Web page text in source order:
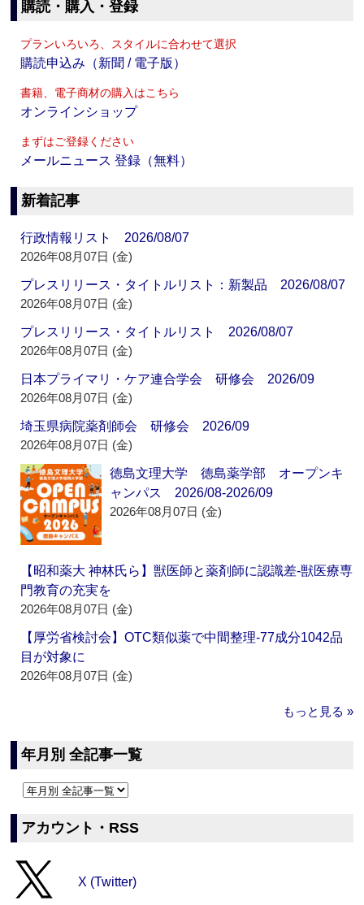
購読・購入・登録
プランいろいろ、スタイルに合わせて選択
購読申込み（新聞 / 電子版）
書籍、電子商材の購入はこちら
オンラインショップ
まずはご登録ください
メールニュース 登録（無料）
新着記事
行政情報リスト 2026/08/07
2026年08月07日 (金)
プレスリリース・タイトルリスト：新製品 2026/08/07
2026年08月07日 (金)
プレスリリース・タイトルリスト 2026/08/07
2026年08月07日 (金)
日本プライマリ・ケア連合学会 研修会 2026/09
2026年08月07日 (金)
埼玉県病院薬剤師会 研修会 2026/09
2026年08月07日 (金)
徳島文理大学 徳島薬学部 オープンキ
ャンパス 2026/08-2026/09
2026年08月07日 (金)
【昭和薬大 神林氏ら】獣医師と薬剤師に認識差‐獣医療専
門教育の充実を
2026年08月07日 (金)
【厚労省検討会】OTC類似薬で中間整理‐77成分1042品
目が対象に
2026年08月07日 (金)
もっと見る »
年月別 全記事一覧
アカウント・RSS
X (Twitter)